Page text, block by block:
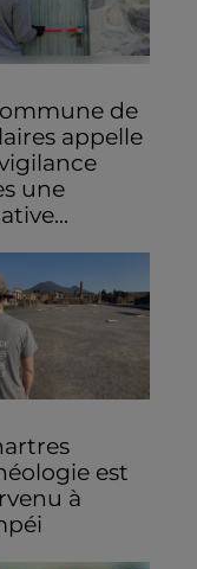
de
appelle
une
est
à